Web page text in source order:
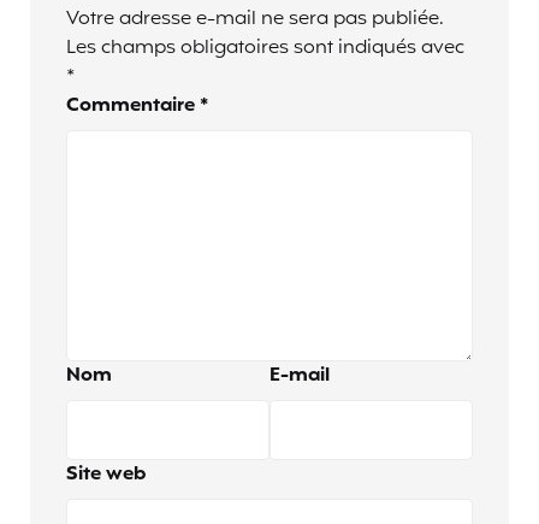
Votre adresse e-mail ne sera pas publiée.
Les champs obligatoires sont indiqués avec
*
Commentaire *
Nom E-mail
Site web